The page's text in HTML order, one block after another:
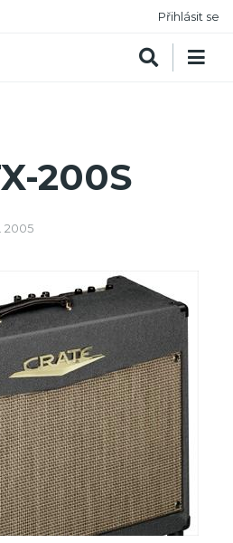
Přihlásit se
200S
2005